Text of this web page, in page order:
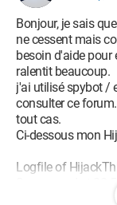
Bonjour, je sais
ne cessent mais
besoin d'aide pour
ralentit beaucoup.
j'ai utilisé spybot /
consulter ce
tout cas.
Ci-dessous mon
Logfile of
Scan saved at
Platform: